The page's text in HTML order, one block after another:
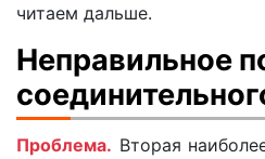
читаем дальше.
Неправильное
Проблема. Вторая